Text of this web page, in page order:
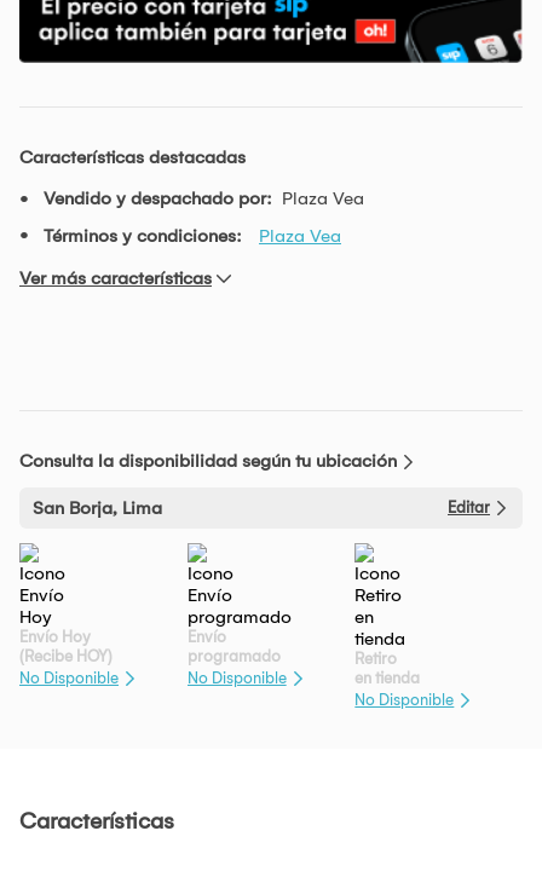
Características destacadas
Vendido y despachado por: Plaza Vea
Términos y condiciones:
Plaza Vea
Ver más características
Consulta la disponibilidad según tu ubicación
San Borja, Lima Editar
Envío Hoy
(Recibe HOY)
No Disponible
Envío
programado
No Disponible
Retiro
en tienda
No Disponible
Características